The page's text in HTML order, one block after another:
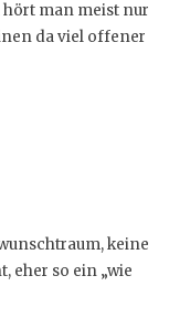
man meist nur
da viel offener
keine
eher so ein „wie